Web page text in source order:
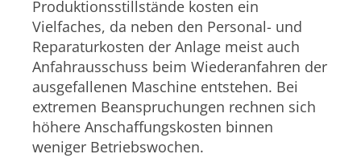
Produktionsstillstände kosten ein
Vielfaches, da neben den Personal- und
Reparaturkosten der Anlage meist auch
Anfahrausschuss beim Wiederanfahren der
ausgefallenen Maschine entstehen. Bei
extremen Beanspruchungen rechnen sich
höhere Anschaffungskosten binnen
weniger Betriebswochen.